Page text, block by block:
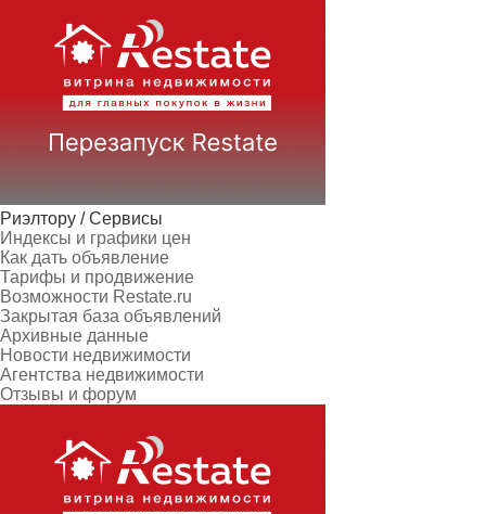
Риэлтору / Сервисы
Индексы и графики цен
Как дать объявление
Тарифы и продвижение
Возможности Restate.ru
Закрытая база объявлений
Архивные данные
Новости недвижимости
Агентства недвижимости
Отзывы и форум